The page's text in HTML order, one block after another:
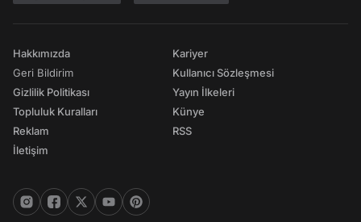
Hakkımızda
Geri Bildirim
Gizlilik Politikası
Topluluk Kuralları
Reklam
İletişim
Kariyer
Kullanıcı Sözleşmesi
Yayın İlkeleri
Künye
RSS